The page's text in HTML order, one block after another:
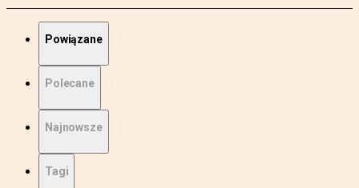
Powiązane
Polecane
Najnowsze
Tagi